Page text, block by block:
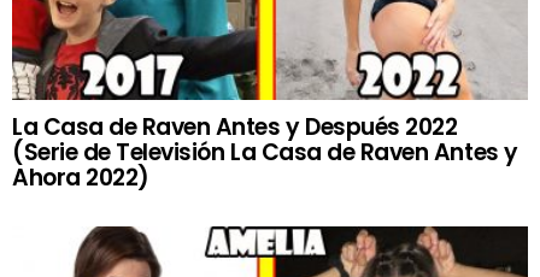
La Casa de Raven Antes y Después 2022
(Serie de Televisión La Casa de Raven Antes y
Ahora 2022)